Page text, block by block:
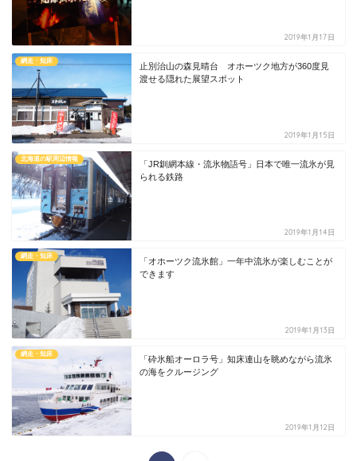
2019年1月17日
網走・知床
止別治山の森見晴台 オホーツク地方が360度見
渡せる隠れた展望スポット
2019年1月15日
北海道の駅周辺情報
「JR釧網本線・流氷物語号」日本で唯一流氷が見
られる鉄路
2019年1月14日
網走・知床
「オホーツク流氷館」一年中流氷が楽しむことが
できます
2019年1月13日
網走・知床
「砕氷船オーロラ号」知床連山を眺めながら流氷
の海をクルージング
2019年1月12日